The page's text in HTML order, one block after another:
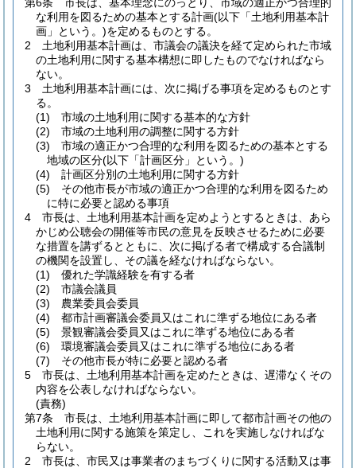
な利用を図るための基本とする計画(以下「土地利用基本計
画」という。)を定めるものとする。
2
土地利用基本計画は、市議会の議決を経て定められた市域
の土地利用に関する基本構想に即したものでなければなら
ない。
3
土地利用基本計画には、次に掲げる事項を定めるものとす
る。
(1)
市域の土地利用に関する基本的な方針
(2)
市域の土地利用の調整に関する方針
(3)
市域の適正かつ合理的な利用を図るための基本とする
地域の区分(以下「計画区分」という。)
(4)
計画区分別の土地利用に関する方針
(5)
その他市長が市域の適正かつ合理的な利用を図るため
に特に必要と認める事項
4
市長は、土地利用基本計画を定めようとするときは、あら
かじめ公聴会の開催等市民の意見を反映させるために必要
な措置を講ずるとともに、次に掲げる者で構成する合議制
の機関を設置し、その議を経なければならない。
(1)
優れた学識経験を有する者
(2)
市議会議員
(3)
農業委員会委員
(4)
都市計画審議会委員又はこれに準ずる地位にある者
(5)
景観審議会委員又はこれに準ずる地位にある者
(6)
環境審議会委員又はこれに準ずる地位にある者
(7)
その他市長が特に必要と認める者
5
市長は、土地利用基本計画を定めたときは、遅滞なくその
内容を公表しなければならない。
(責務)
第7条
市長は、土地利用基本計画に即して都市計画その他の
土地利用に関する施策を策定し、これを実施しなければな
らない。
2
市長は、市民又は事業者のまちづくりに関する活動又は事